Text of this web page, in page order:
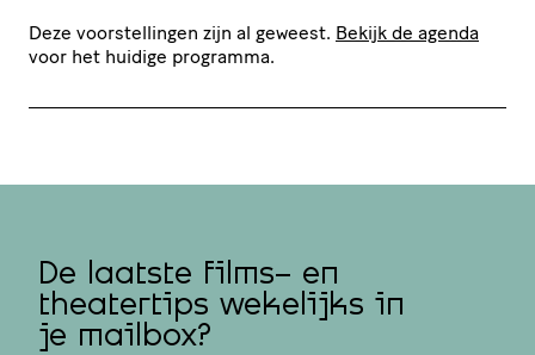
Deze voorstellingen zijn al geweest. Bekijk de agenda
voor het huidige programma.
De laatste films- en
theatertips wekelijks in
je mailbox?